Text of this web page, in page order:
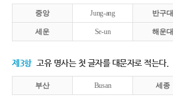
중앙 Jung-ang 반구대
세운 Se-un 해운대
제3항 고유 명사는 첫 글자를 대문자로 적는다.
부산 Busan 세종